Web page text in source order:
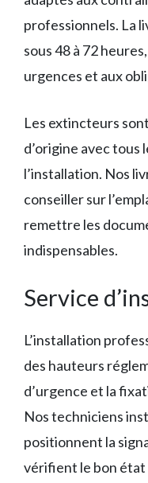
professionnels. La
sous 48 à 72
urgences et aux
Les extincteurs
d’origine avec tous
l’installation. Nos
conseiller sur
remettre les
indispensables.
Service
L’installation
des hauteurs
d’urgence et la
Nos techniciens
positionnent la
vérifient le bon